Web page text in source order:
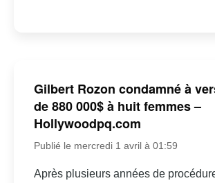
Gilbert Rozon condamné à
de 880 000$ à huit femmes –
Hollywoodpq.com
Publié le mercredi 1 avril à 01:59
Après plusieurs années de